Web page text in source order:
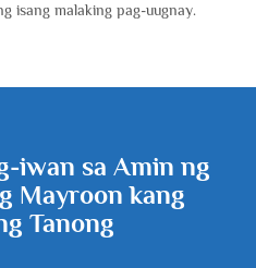
isang malaking pag-uugnay.
iwan sa Amin ng
Mayroon kang
Tanong